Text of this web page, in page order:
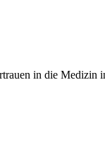
in die Medizin